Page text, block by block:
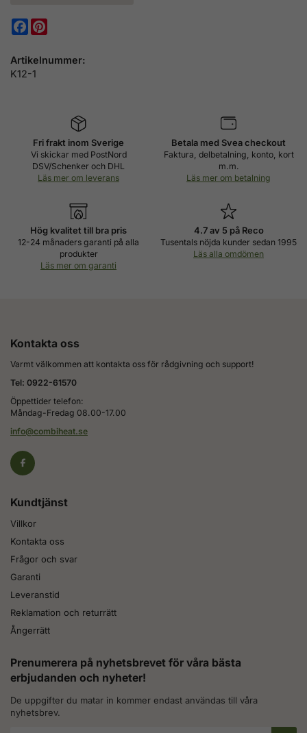
Facebook
Artikelnummer:
K12-1
Fri frakt inom Sverige
Vi skickar med PostNord
DSV/Schenker och DHL
Läs mer om leverans
Betala med Svea checkout
Faktura, delbetalning, konto, kort
m.m.
Läs mer om betalning
Hög kvalitet till bra pris
12-24 månaders garanti på alla
produkter
Läs mer om garanti
4.7 av 5 på Reco
Tusentals nöjda kunder sedan 1995
Läs alla omdömen
Kontakta oss
Varmt välkommen att kontakta oss för rådgivning och support!
Tel: 0922-61570
Öppettider telefon:
Måndag-Fredag 08.00-17.00
info@combiheat.se
Kundtjänst
Villkor
Kontakta oss
Frågor och svar
Garanti
Leveranstid
Reklamation och returrätt
Ångerrätt
Prenumerera på nyhetsbrevet för våra bästa
erbjudanden och nyheter!
De uppgifter du matar in kommer endast användas till våra
nyhetsbrev.